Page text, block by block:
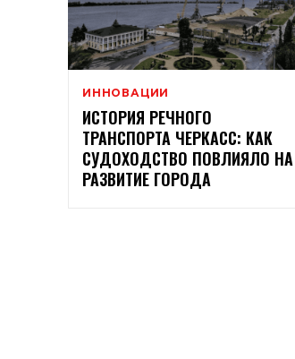
ИННОВАЦИИ
ИСТОРИЯ РЕЧНОГО
ТРАНСПОРТА ЧЕРКАСС: КАК
СУДОХОДСТВО ПОВЛИЯЛО НА
РАЗВИТИЕ ГОРОДА